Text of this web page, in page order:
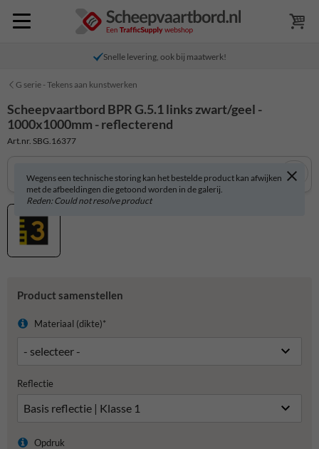
Snelle levering, ook bij maatwerk!
G serie - Tekens aan kunstwerken
Scheepvaartbord BPR G.5.1 links zwart/geel -
1000x1000mm - reflecterend
Art.nr. SBG.16377
Wegens een technische storing kan het bestelde product kan afwijken
met de afbeeldingen die getoond worden in de galerij.
Reden: Could not resolve product
Product samenstellen
Materiaal (dikte)*
Reflectie
Opdruk